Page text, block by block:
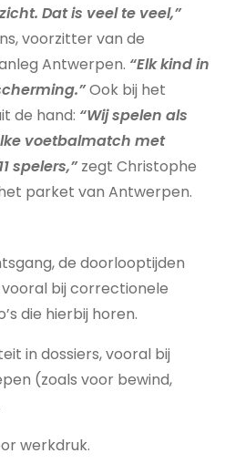
Dat is veel te veel,”
voorzitter van de
Antwerpen. “Elk kind in
Ook bij het
de hand: “Wij spelen als
voetbalmatch met
spelers,”zegt Christophe
parket van Antwerpen.
de doorlooptijden
bij correctionele
die hierbij horen.
in dossiers, vooral bij
(zoals voor bewind,
werkdruk.